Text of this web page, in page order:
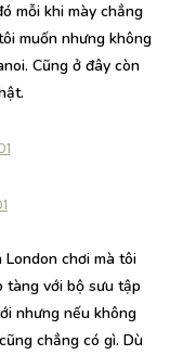
mỗi khi mày chẳng
muốn nhưng không
Cũng ở đây còn
London chơi mà tôi
tàng với bộ sưu tập
nhưng nếu không
chẳng có gì. Dù